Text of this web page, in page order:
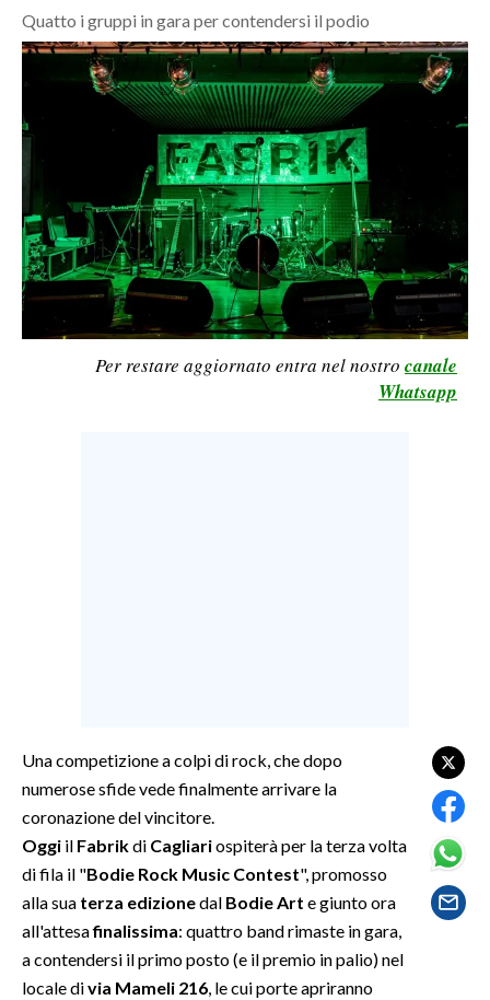
CRONACA
ITALIA
SERVIZI ALLE IMPRESE
LAVORO
BANDI
SPORT IN SARDEGNA
SPETTACOLI
GOSSIP
SALUTE
Quatto i gruppi in gara per contendersi il podio
Per restare aggiornato entra nel nostro canale
Whatsapp
Una competizione a colpi di rock, che dopo
numerose sfide vede finalmente arrivare la
coronazione del vincitore.
Oggi il Fabrikdi Cagliariospiterà per la terza volta
di fila il "Bodie Rock Music Contest", promosso
alla sua terza edizionedal Bodie Art e giunto ora
all'attesafinalissima: quattro band rimaste in gara,
a contendersi il primo posto (e il premio in palio) nel
locale divia Mameli 216 , le cui porte apriranno